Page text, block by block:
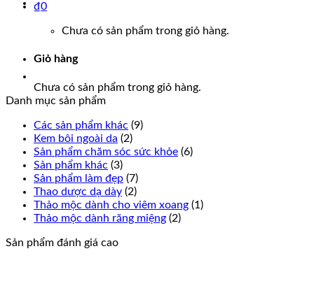
₫0
Chưa có sản phẩm trong giỏ hàng.
Giỏ hàng
Chưa có sản phẩm trong giỏ hàng.
Danh mục sản phẩm
Các sản phẩm khác (9)
Kem bôi ngoài da (2)
Sản phẩm chăm sóc sức khỏe (6)
Sản phẩm khác (3)
Sản phẩm làm đẹp (7)
Thao dược dạ dày (2)
Thảo mộc dành cho viêm xoang (1)
Thảo mộc dành răng miệng (2)
Sản phẩm đánh giá cao